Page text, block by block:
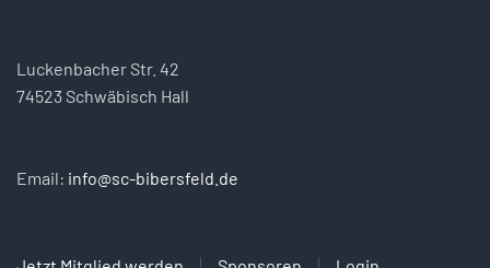
Luckenbacher Str. 42
74523 Schwäbisch Hall
Email: info@sc-bibersfeld.de